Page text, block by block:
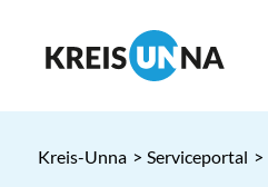
Kreis-Unna > Serviceportal >